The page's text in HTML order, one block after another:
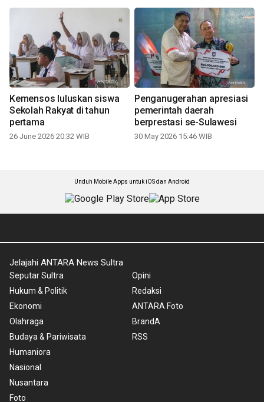
Kemensos luluskan siswa
Sekolah Rakyat di tahun
pertama
26 June 2026 20:32 WIB
Penganugerahan apresiasi
pemerintah daerah
berprestasi se-Sulawesi
30 May 2026 15:46 WIB
Unduh Mobile Apps untuk iOS dan Android
Jelajahi ANTARA News Sultra
Seputar Sultra
Hukum & Politik
Ekonomi
Olahraga
Budaya & Pariwisata
Humaniora
Nasional
Nusantara
Foto
Opini
Redaksi
ANTARA Foto
BrandA
RSS